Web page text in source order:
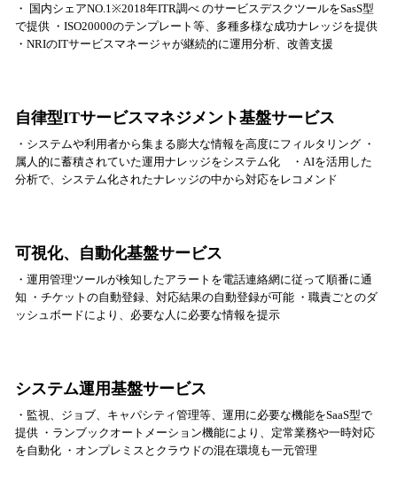
・ 国内シェアNO.1※2018年ITR調べ のサービスデスクツールをSasS型
で提供 ・ISO20000のテンプレート等、多種多様な成功ナレッジを提供
・NRIのITサービスマネージャが継続的に運用分析、改善支援
自律型ITサービスマネジメント基盤サービス
・システムや利用者から集まる膨大な情報を高度にフィルタリング ・
属人的に蓄積されていた運用ナレッジをシステム化 ・AIを活用した
分析で、システム化されたナレッジの中から対応をレコメンド
可視化、自動化基盤サービス
・運用管理ツールが検知したアラートを電話連絡網に従って順番に通
知 ・チケットの自動登録、対応結果の自動登録が可能 ・職責ごとのダ
ッシュボードにより、必要な人に必要な情報を提示
システム運用基盤サービス
・監視、ジョブ、キャパシティ管理等、運用に必要な機能をSaaS型で
提供 ・ランブックオートメーション機能により、定常業務や一時対応
を自動化 ・オンプレミスとクラウドの混在環境も一元管理